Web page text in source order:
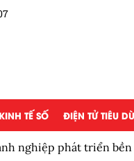
KINH TẾ SỐ ĐIỆN TỬ TIÊU
nghiệp phát triển